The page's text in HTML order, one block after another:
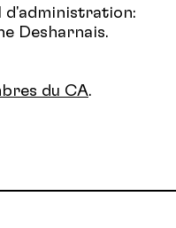
d'administration:
Desharnais.
du CA.